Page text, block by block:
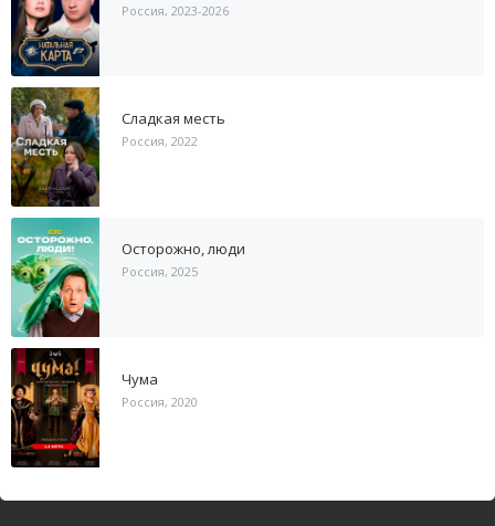
Россия, 2023-2026
Сладкая месть
Россия, 2022
Осторожно, люди
Россия, 2025
Чума
Россия, 2020